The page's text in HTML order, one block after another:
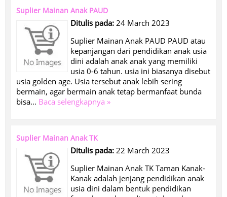
Suplier Mainan Anak PAUD
Ditulis pada: 24 March 2023
Suplier Mainan Anak PAUD PAUD atau
kepanjangan dari pendidikan anak usia
dini adalah anak anak yang memiliki
usia 0-6 tahun. usia ini biasanya disebut
usia golden age. Usia tersebut anak lebih sering
bermain, agar bermain anak tetap bermanfaat bunda
bisa... Baca selengkapnya »
Suplier Mainan Anak TK
Ditulis pada: 22 March 2023
Suplier Mainan Anak TK Taman Kanak-
Kanak adalah jenjang pendidikan anak
usia dini dalam bentuk pendidikan